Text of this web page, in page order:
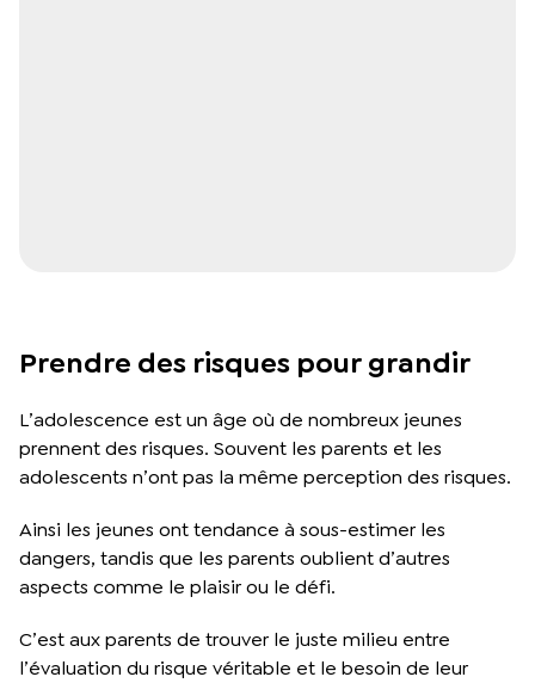
Prendre des risques pour grandir
L’adolescence est un âge où de nombreux jeunes
prennent des risques. Souvent les parents et les
adolescents n’ont pas la même perception des risques.
Ainsi les jeunes ont tendance à sous-estimer les
dangers, tandis que les parents oublient d’autres
aspects comme le plaisir ou le défi.
C’est aux parents de trouver le juste milieu entre
l’évaluation du risque véritable et le besoin de leur